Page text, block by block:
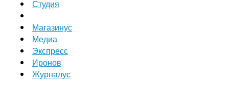
Студия
Магазинус
Медиа
Экспресс
Иронов
Журналус